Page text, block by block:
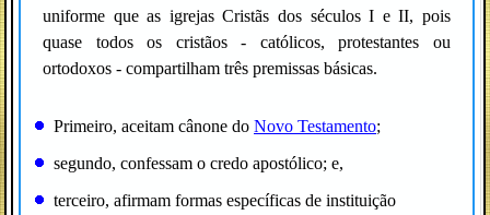
uniforme que as igrejas Cristãs dos séculos I e II, pois
quase todos os cristãos - católicos, protestantes ou
ortodoxos - compartilham três premissas básicas.
Primeiro, aceitam cânone do Novo Testamento;
segundo, confessam o credo apostólico; e,
terceiro, afirmam formas específicas de instituição